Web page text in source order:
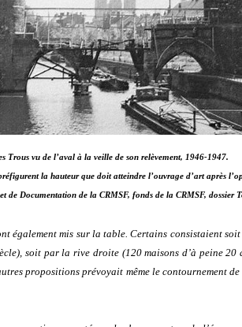
Trous vu de l’aval à la veille de son relèvement, 1946-1947.
la hauteur que doit atteindre l’ouvrage d’art après
de Documentation de la CRMSF, fonds de la CRMSF, dossier
également mis sur la table. Certains consistaient
soit par la rive droite (120 maisons d’à peine 20
propositions prévoyait même le contournement